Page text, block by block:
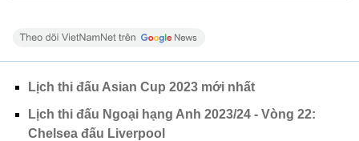
Lịch thi đấu Asian Cup 2023 mới nhất
Lịch thi đấu Ngoại hạng Anh 2023/24 - Vòng 22:
Chelsea đấu Liverpool